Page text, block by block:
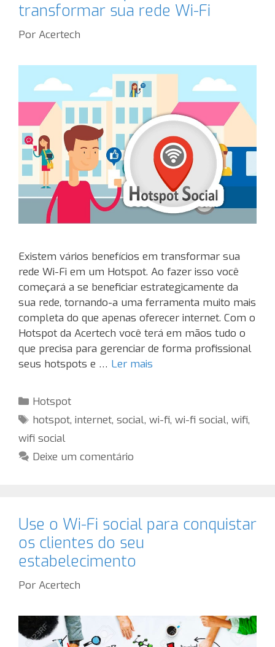
transformar sua rede Wi-Fi
Por Acertech
Existem vários benefícios em transformar sua
rede Wi-Fi em um Hotspot. Ao fazer isso você
começará a se beneficiar estrategicamente da
sua rede, tornando-a uma ferramenta muito mais
completa do que apenas oferecer internet. Com o
Hotspot da Acertech você terá em mãos tudo o
que precisa para gerenciar de forma profissional
seus hotspots e … Ler mais
Categorias
Hotspot
Tags
hotspot,internet,social,wi-fi,wi-fi social,wifi,
wifi social
Deixe um comentário
Use o Wi-Fi social para conquistar
os clientes do seu
estabelecimento
Por Acertech